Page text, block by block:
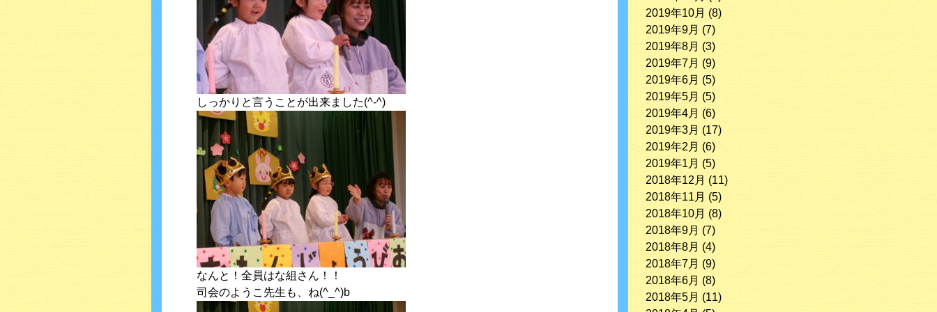
しっかりと言うことが出来ました(^-^)
なんと！全員はな組さん！！
司会のようこ先生も、ね(^_^)b
2019年10月 (8)
2019年9月 (7)
2019年8月 (3)
2019年7月 (9)
2019年6月 (5)
2019年5月 (5)
2019年4月 (6)
2019年3月 (17)
2019年2月 (6)
2019年1月 (5)
2018年12月 (11)
2018年11月 (5)
2018年10月 (8)
2018年9月 (7)
2018年8月 (4)
2018年7月 (9)
2018年6月 (8)
2018年5月 (11)